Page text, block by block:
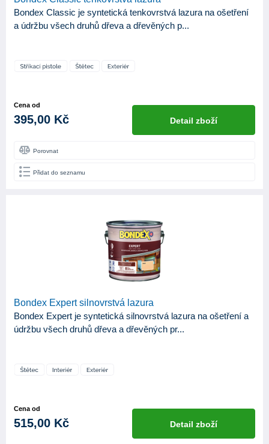
Bondex Classic je syntetická tenkovrstvá lazura na ošetření
a údržbu všech druhů dřeva a dřevěných p...
Cena od
395,00 Kč Detail zboží
Porovnat
Přidat do seznamu
Bondex Expert silnovrstvá lazura
Bondex Expert je syntetická silnovrstvá lazura na ošetření a
údržbu všech druhů dřeva a dřevěných pr...
Cena od
515,00 Kč Detail zboží